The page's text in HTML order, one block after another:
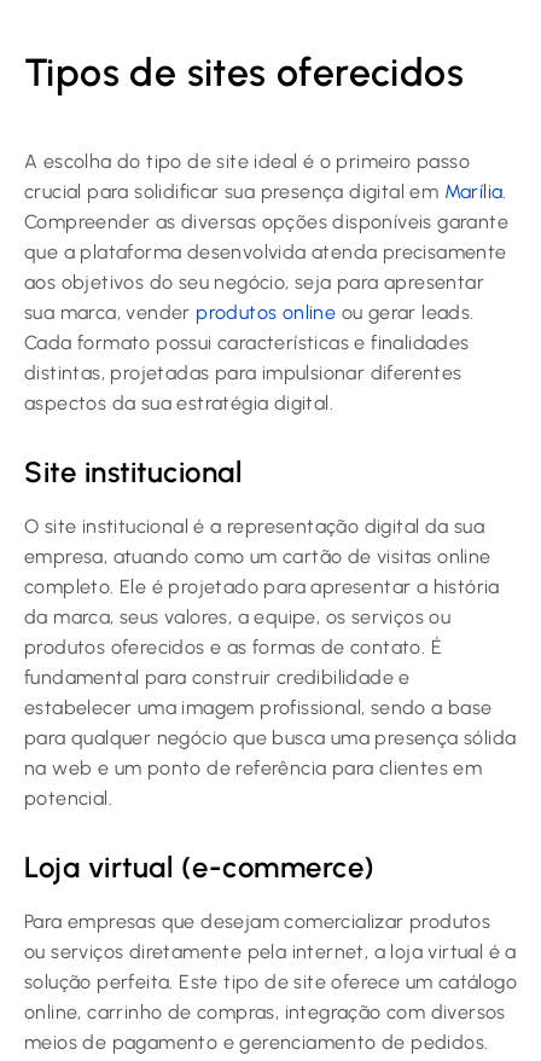
Tipos de sites oferecidos
A escolha do tipo de site ideal é o primeiro passo
crucial para solidificar sua presença digital em Marília
Compreender as diversas opções disponíveis garante
que a plataforma desenvolvida atenda precisamente
aos objetivos do seu negócio, seja para apresentar
sua marca, vender produtos online ou gerar leads.
Cada formato possui características e finalidades
distintas, projetadas para impulsionar diferentes
aspectos da sua estratégia digital.
Site institucional
O site institucional é a representação digital da sua
empresa, atuando como um cartão de visitas online
completo. Ele é projetado para apresentar a história
da marca, seus valores, a equipe, os serviços ou
produtos oferecidos e as formas de contato. É
fundamental para construir credibilidade e
estabelecer uma imagem profissional, sendo a base
para qualquer negócio que busca uma presença sólida
na web e um ponto de referência para clientes em
potencial.
Loja virtual (e-commerce)
Para empresas que desejam comercializar produtos
ou serviços diretamente pela internet, a loja virtual é a
solução perfeita. Este tipo de site oferece um catálogo
online, carrinho de compras, integração com diversos
meios de pagamento e gerenciamento de pedidos.